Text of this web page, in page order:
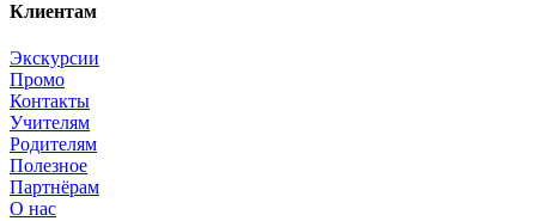
Клиентам
Экскурсии
Промо
Контакты
Учителям
Родителям
Полезное
Партнёрам
О нас